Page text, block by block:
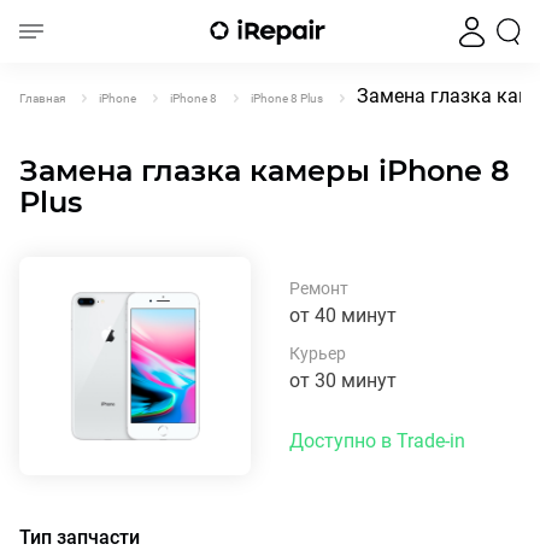
Главная iPhone iPhone 8 iPhone 8 Plus Замена глазка
Замена глазка камеры iPhone 8
Plus
Ремонт
от 40 минут
Курьер
от 30 минут
Доступно в Trade-in
Тип запчасти